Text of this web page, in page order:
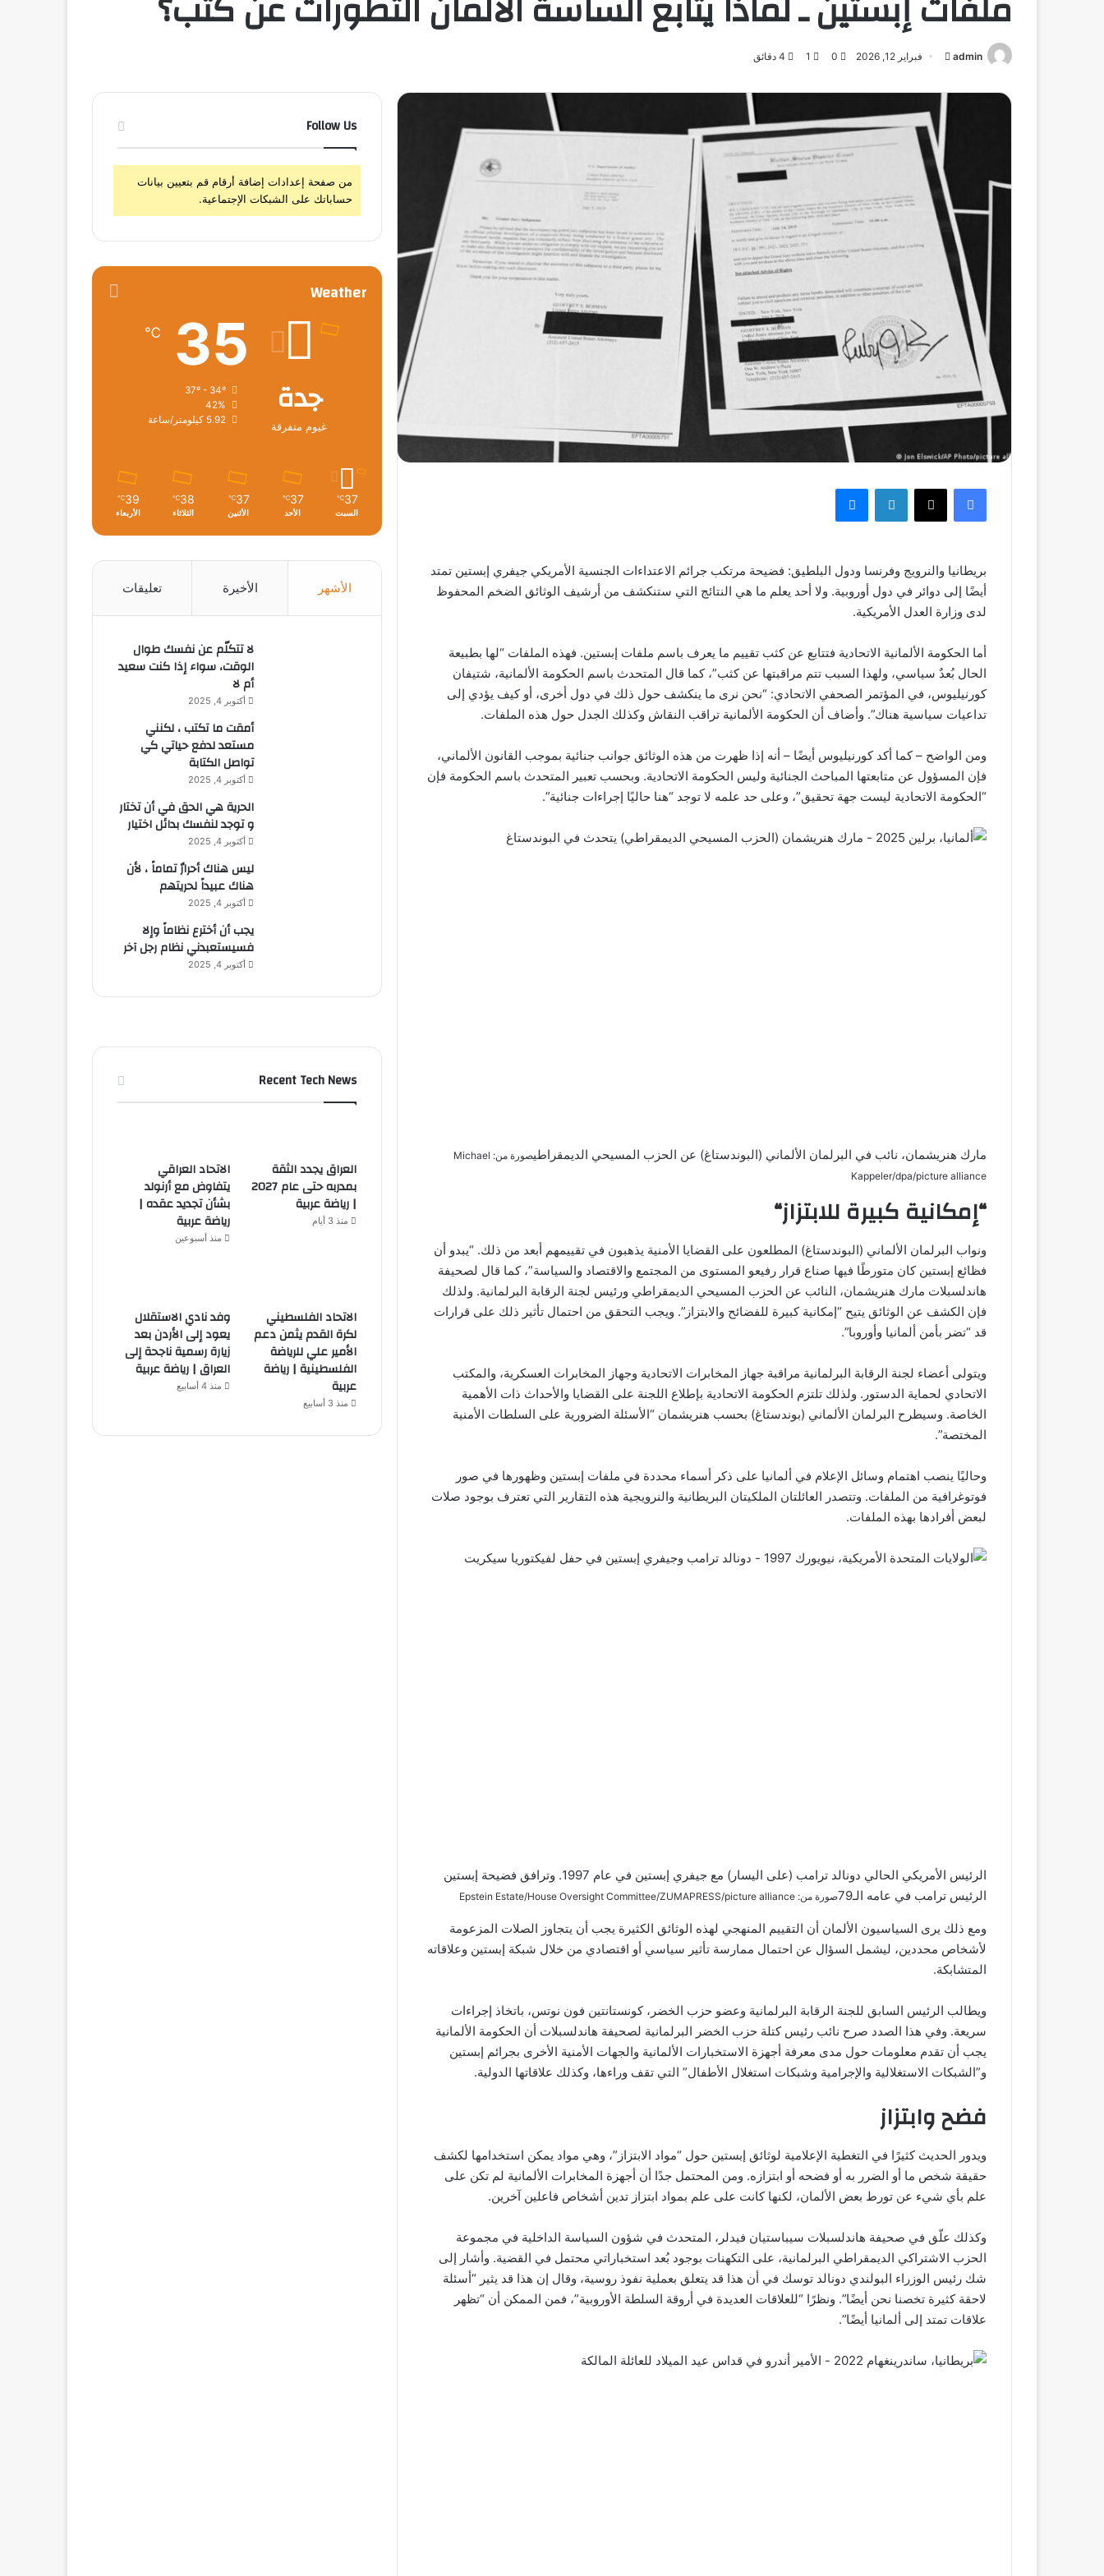
admin
أرسل
إلكترونيا
فبراير 12, 2026 0
1
فيسبوك لينكدإن
بريطانيا والنرويج وفرنسا ودول البلطيق: فضيحة مرتكب جرائم الاعتداءات الجنسية الأمريكي جيفري إبستين تمتد
أيضًا إلى دوائر في دول أوروبية. ولا أحد يعلم ما هي النتائج التي ستنكشف من أرشيف الوثائق الضخم المحفوظ
لدى وزارة العدل الأمريكية.
أما الحكومة الألمانية الاتحادية فتتابع عن كثب تقييم ما يعرف باسم ملفات إبستين. فهذه الملفات “لها بطبيعة
الحال بُعدٌ سياسي، ولهذا السبب تتم مراقبتها عن كثب”، كما قال المتحدث باسم الحكومة الألمانية، شتيفان
كورنيليوس، في المؤتمر الصحفي الاتحادي: “نحن نرى ما ينكشف حول ذلك في دول أخرى، أو كيف يؤدي إلى
تداعيات سياسية هناك”. وأضاف أن الحكومة الألمانية تراقب النقاش وكذلك الجدل حول هذه الملفات.
ومن الواضح – كما أكد كورنيليوس أيضًا – أنه إذا ظهرت من هذه الوثائق جوانب جنائية بموجب القانون الألماني،
فإن المسؤول عن متابعتها المباحث الجنائية وليس الحكومة الاتحادية. وبحسب تعبير المتحدث باسم الحكومة فإن
“الحكومة الاتحادية ليست جهة تحقيق”، وعلى حد علمه لا توجد “هنا حاليًا إجراءات جنائية”.
مارك هنريشمان، نائب في البرلمان الألماني (البوندستاغ) عن الحزب المسيحي الديمقراطي
صورة من: Michael
Kappeler/dpa/picture alliance
“إمكانية كبيرة للابتزاز“
ونواب البرلمان الألماني (البوندستاغ) المطلعون على القضايا الأمنية يذهبون في تقييمهم أبعد من ذلك. “يبدو أن
فظائع إبستين كان متورطًا فيها صناع قرار رفيعو المستوى من المجتمع والاقتصاد والسياسة”، كما قال لصحيفة
هاندلسبلات مارك هنريشمان، النائب عن الحزب المسيحي الديمقراطي ورئيس لجنة الرقابة البرلمانية. ولذلك
فإن الكشف عن الوثائق يتيح “إمكانية كبيرة للفضائح والابتزاز”. ويجب التحقق من احتمال تأثير ذلك على قرارات
قد “تضر بأمن ألمانيا وأوروبا”.
ويتولى أعضاء لجنة الرقابة البرلمانية مراقبة جهاز المخابرات الاتحادية وجهاز المخابرات العسكرية، والمكتب
الاتحادي لحماية الدستور. ولذلك تلتزم الحكومة الاتحادية بإطلاع اللجنة على القضايا والأحداث ذات الأهمية
الخاصة. وسيطرح البرلمان الألماني (بوندستاغ) بحسب هنريشمان “الأسئلة الضرورية على السلطات الأمنية
المختصة”.
وحاليًا ينصب اهتمام وسائل الإعلام في ألمانيا على ذكر أسماء محددة في ملفات إبستين وظهورها في صور
فوتوغرافية من الملفات. وتتصدر العائلتان الملكيتان البريطانية والنرويجية هذه التقارير التي تعترف بوجود صلات
لبعض أفرادها بهذه الملفات.
الرئيس الأمريكي الحالي دونالد ترامب (على اليسار) مع جيفري إبستين في عام 1997. وترافق فضيحة إبستين
الرئيس ترامب في عامه الـ79
صورة من: Epstein Estate/House Oversight Committee/ZUMAPRESS/picture alliance
ومع ذلك يرى السياسيون الألمان أن التقييم المنهجي لهذه الوثائق الكثيرة يجب أن يتجاوز الصلات المزعومة
لأشخاص محددين، ليشمل السؤال عن احتمال ممارسة تأثير سياسي أو اقتصادي من خلال شبكة إبستين وعلاقاته
المتشابكة.
ويطالب الرئيس السابق للجنة الرقابة البرلمانية وعضو حزب الخضر، كونستانتين فون نوتس، باتخاذ إجراءات
سريعة. وفي هذا الصدد صرح نائب رئيس كتلة حزب الخضر البرلمانية لصحيفة هاندلسبلات أن الحكومة الألمانية
يجب أن تقدم معلومات حول مدى معرفة أجهزة الاستخبارات الألمانية والجهات الأمنية الأخرى بجرائم إبستين
و”الشبكات الاستغلالية والإجرامية وشبكات استغلال الأطفال” التي تقف وراءها، وكذلك علاقاتها الدولية.
فضح وابتزاز
ويدور الحديث كثيرًا في التغطية الإعلامية لوثائق إبستين حول “مواد الابتزاز”، وهي مواد يمكن استخدامها لكشف
حقيقة شخص ما أو الضرر به أو فضحه أو ابتزازه. ومن المحتمل جدًا أن أجهزة المخابرات الألمانية لم تكن على
علم بأي شيء عن تورط بعض الألمان، لكنها كانت على علم بمواد ابتزاز تدين أشخاص فاعلين آخرين.
وكذلك علّق في صحيفة هاندلسبلات سيباستيان فيدلر، المتحدث في شؤون السياسة الداخلية في مجموعة
الحزب الاشتراكي الديمقراطي البرلمانية، على التكهنات بوجود بُعد استخباراتي محتمل في القضية. وأشار إلى
شك رئيس الوزراء البولندي دونالد توسك في أن هذا قد يتعلق بعملية نفوذ روسية، وقال إن هذا قد يثير “أسئلة
لاحقة كثيرة تخصنا نحن أيضًا”. ونظرًا “للعلاقات العديدة في أروقة السلطة الأوروبية”، فمن الممكن أن “تظهر
علاقات تمتد إلى ألمانيا أيضًا”.
Follow Us
من صفحة إعدادات إضافة أرقام قم بتعيين بيانات
حساباتك على الشبكات الإجتماعية.
Weather
جدة
غيوم متفرقة
35
℃
37º - 34º
42%
5.92 كيلومتر/ساعة
37
℃
السبت
37
℃
الأحد
37
℃
الأثنين
38
℃
الثلاثاء
39
℃
الأربعاء
الأشهر الأخيرة تعليقات
لا تتكلّم عن نفسك طوال
الوقت، سواء إذا كنت سعيد
أم لا
أكتوبر 4, 2025
أمقت ما تكتب ، لكنني
مستعد لدفع حياتي كي
تواصل الكتابة
أكتوبر 4, 2025
الحرية هي الحق في أن تختار
و توجد لنفسك بدائل اختيار
أكتوبر 4, 2025
ليس هناك أحرارٌ تماماً ، لأن
هناك عبيداً لحريتهم
أكتوبر 4, 2025
يجب أن أخترع نظاماً وإلا
فسيستعبدني نظام رجل آخر
أكتوبر 4, 2025
Recent Tech News
العراق يجدد الثقة
بمدربه حتى عام 2027
| رياضة عربية
منذ 3 أيام
الاتحاد العراقي
يتفاوض مع أرنولد
بشأن تجديد عقده |
رياضة عربية
منذ أسبوعين
الاتحاد الفلسطيني
لكرة القدم يثمن دعم
الأمير علي للرياضة
الفلسطينية | رياضة
عربية
منذ 3 أسابيع
وفد نادي الاستقلال
يعود إلى الأردن بعد
زيارة رسمية ناجحة إلى
العراق | رياضة عربية
منذ 4 أسابيع